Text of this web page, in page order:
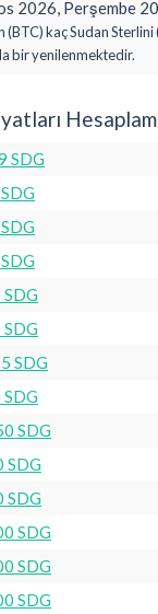
2026, Perşembe
(BTC) kaç Sudan
bir yenilenmektedir.
SDG
SDG
SDG
SDG
SDG
SDG
SDG
SDG